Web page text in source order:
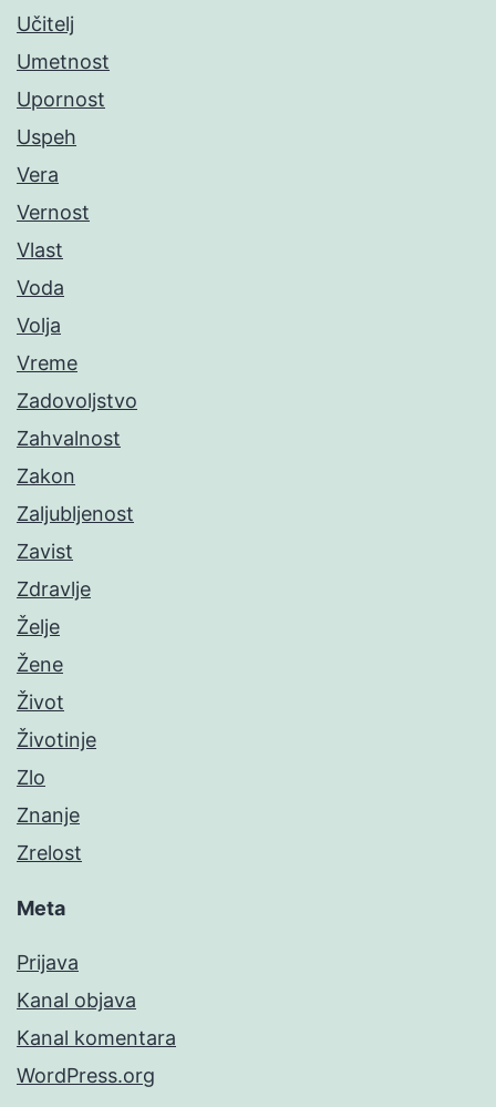
Učitelj
Umetnost
Upornost
Uspeh
Vera
Vernost
Vlast
Voda
Volja
Vreme
Zadovoljstvo
Zahvalnost
Zakon
Zaljubljenost
Zavist
Zdravlje
Želje
Žene
Život
Životinje
Zlo
Znanje
Zrelost
Meta
Prijava
Kanal objava
Kanal komentara
WordPress.org